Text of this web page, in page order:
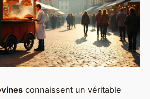
connaissent un véritable